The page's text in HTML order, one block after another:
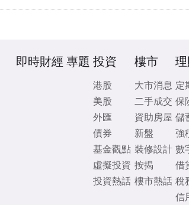
即時財經 專題 投資
港股
美股
外匯
債券
基金觀點
虛擬投資
投資熱話
樓市
大市消息
二手成交
資助房屋
新盤
裝修設計
按揭
樓市熱話
定
保
儲
強
數
借
稅
信